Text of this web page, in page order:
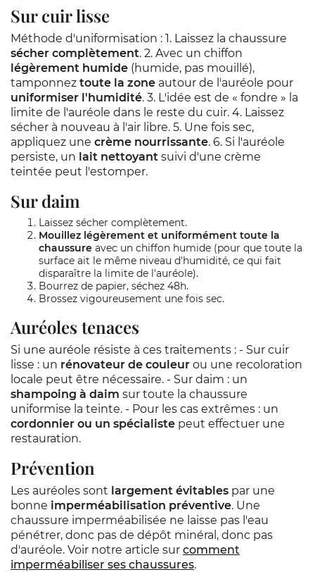
Sur cuir lisse
Méthode d'uniformisation : 1. Laissez la chaussure
sécher complètement. 2. Avec un chiffon
légèrement humide (humide, pas mouillé),
tamponnez toute la zone autour de l'auréole pour
uniformiser l'humidité. 3. L'idée est de « fondre » la
limite de l'auréole dans le reste du cuir. 4. Laissez
sécher à nouveau à l'air libre. 5. Une fois sec,
appliquez une crème nourrissante. 6. Si l'auréole
persiste, un lait nettoyant suivi d'une crème
teintée peut l'estomper.
Sur daim
Laissez sécher complètement.
Mouillez légèrement et uniformément toute la
chaussure avec un chiffon humide (pour que toute la
surface ait le même niveau d'humidité, ce qui fait
disparaître la limite de l'auréole).
Bourrez de papier, séchez 48h.
Brossez vigoureusement une fois sec.
Auréoles tenaces
Si une auréole résiste à ces traitements : - Sur cuir
lisse : un rénovateur de couleur ou une recoloration
locale peut être nécessaire. - Sur daim : un
shampoing à daim sur toute la chaussure
uniformise la teinte. - Pour les cas extrêmes : un
cordonnier ou un spécialiste peut effectuer une
restauration.
Prévention
Les auréoles sont largement évitables par une
bonne imperméabilisation préventive. Une
chaussure imperméabilisée ne laisse pas l'eau
pénétrer, donc pas de dépôt minéral, donc pas
d'auréole. Voir notre article sur comment
imperméabiliser ses chaussures.